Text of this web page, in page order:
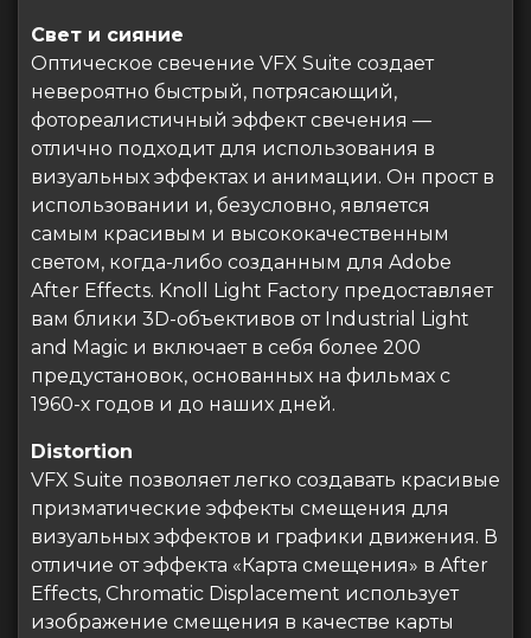
Свет и сияние
Оптическое свечение VFX Suite создает
невероятно быстрый, потрясающий,
фотореалистичный эффект свечения —
отлично подходит для использования в
визуальных эффектах и анимации. Он прост в
использовании и, безусловно, является
самым красивым и высококачественным
светом, когда-либо созданным для Adobe
After Effects. Knoll Light Factory предоставляет
вам блики 3D-объективов от Industrial Light
and Magic и включает в себя более 200
предустановок, основанных на фильмах с
1960-х годов и до наших дней.
Distortion
VFX Suite позволяет легко создавать красивые
призматические эффекты смещения для
визуальных эффектов и графики движения. В
отличие от эффекта «Карта смещения» в After
Effects, Chromatic Displacement использует
изображение смещения в качестве карты